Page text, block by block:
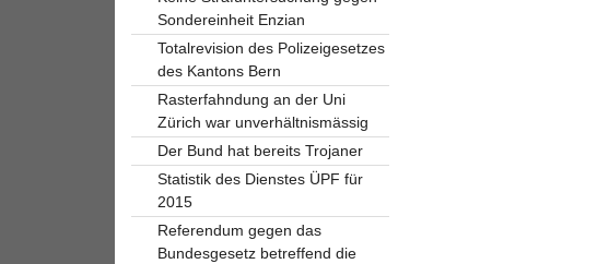
Sondereinheit Enzian
Totalrevision des Polizeigesetzes
des Kantons Bern
Rasterfahndung an der Uni
Zürich war unverhältnismässig
Der Bund hat bereits Trojaner
Statistik des Dienstes ÜPF für
2015
Referendum gegen das
Bundesgesetz betreffend die